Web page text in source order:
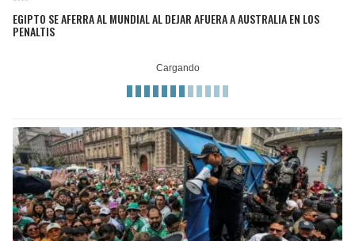
EGIPTO SE AFERRA AL MUNDIAL AL DEJAR AFUERA A AUSTRALIA EN LOS
PENALTIS